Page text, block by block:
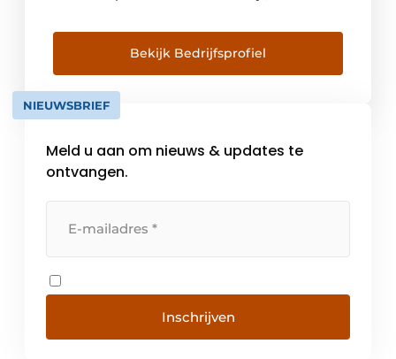
tot een expert op het gebied van
systeemwater kwaliteit in gesloten HVAC
systemen. Tegenwoordig zijn we nog steeds
een familiebedrijf met aanwezigheid over de
hele wereld. Het is onze toewijding om […]
Bekijk Bedrijfsprofiel
NIEUWSBRIEF
Meld u aan om nieuws & updates te
ontvangen.
Inschrijven